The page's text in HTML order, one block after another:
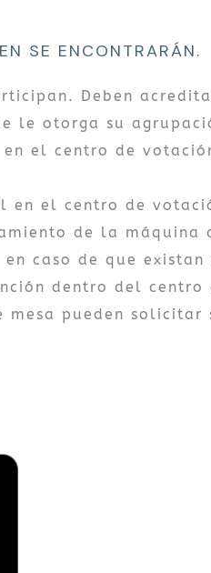
SE ENCONTRARÁN.
Deben
le otorga su
el centro de
en el centro de
de la máquina
caso de que
dentro del centro
pueden solicitar